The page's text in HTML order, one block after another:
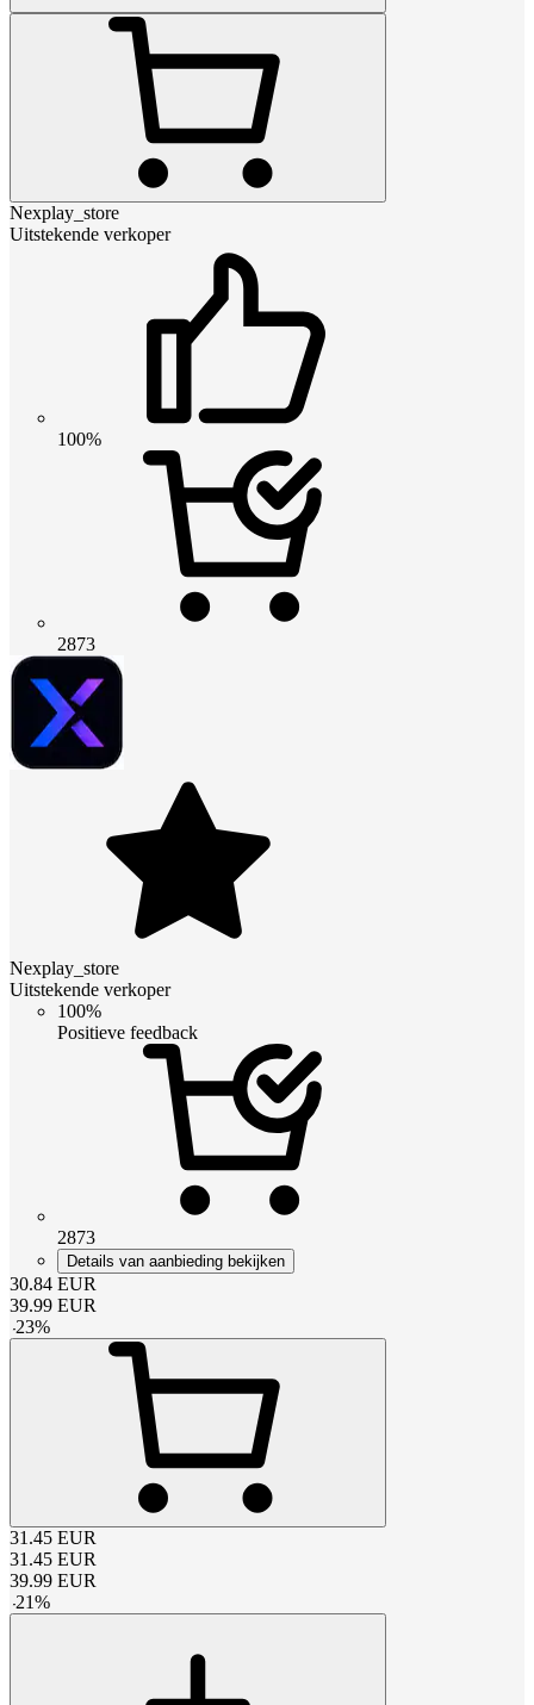
Nexplay_store
Uitstekende verkoper
100%
2873
Nexplay_store
Uitstekende verkoper
100%
Positieve feedback
2873
Details van aanbieding bekijken
30.84 EUR
39.99 EUR
-23%
31.45 EUR
31.45 EUR
39.99 EUR
-21%